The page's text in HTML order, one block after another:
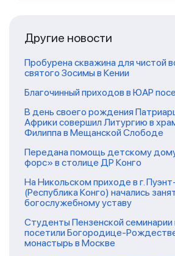
Другие новости
Пробурена скважина для чистой
святого Зосимы в Кении
Благочинный приходов в ЮАР
В день своего рождения
Африки совершил Литургию в
Филиппа в Мещанской Слободе
Передана помощь детскому
форс» в столице ДР Конго
На Никольском приходе в г.
(Республика Конго) начались
богослужебному уставу
Студенты Пензенской семинарии
посетили Богородице-
монастырь в Москве